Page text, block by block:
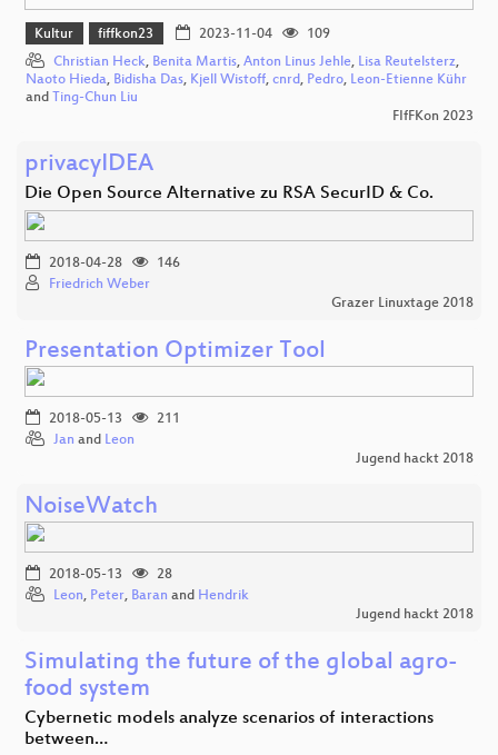
Kultur fiffkon23 2023-11-04
109
Christian Heck, Benita Martis, Anton Linus Jehle, Lisa Reutelsterz,
Naoto Hieda, Bidisha Das, Kjell Wistoff, cnrd, Pedro, Leon-Etienne Kühr
and Ting-Chun Liu
FIfFKon 2023
privacyIDEA
Die Open Source Alternative zu RSA SecurID & Co.
2018-04-28
146
Friedrich Weber
Grazer Linuxtage 2018
Presentation Optimizer Tool
2018-05-13
211
Jan and Leon
Jugend hackt 2018
NoiseWatch
2018-05-13
28
Leon, Peter, Baran and Hendrik
Jugend hackt 2018
Simulating the future of the global agro-
food system
Cybernetic models analyze scenarios of interactions
between…